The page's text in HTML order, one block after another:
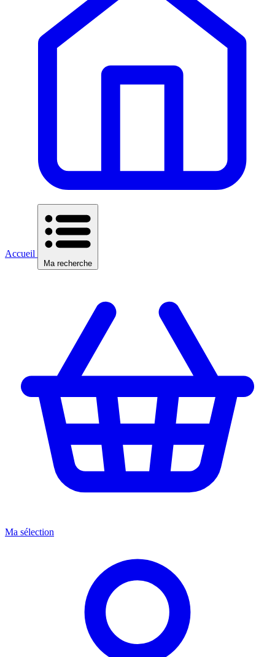
Accueil
Ma recherche
Ma sélection